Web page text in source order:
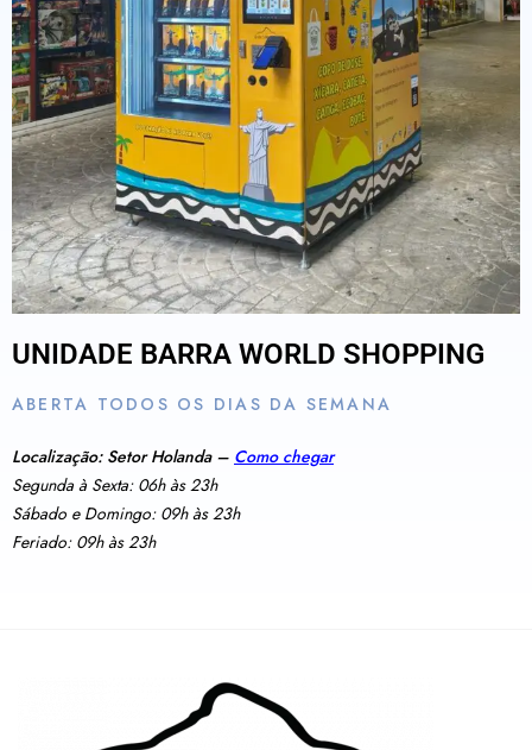
UNIDADE BARRA WORLD SHOPPING
ABERTA TODOS OS DIAS DA SEMANA
Localização: Setor Holanda – Como chegar
Segunda à Sexta: 06h às 23h
Sábado e Domingo: 09h às 23h
Feriado: 09h às 23h